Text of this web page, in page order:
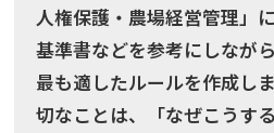
人権保護・農場経営管理」
基準書などを参考にしなが
最も適したルールを作成し
切なことは、「なぜこうす